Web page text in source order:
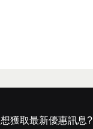
想獲取最新優惠訊息?